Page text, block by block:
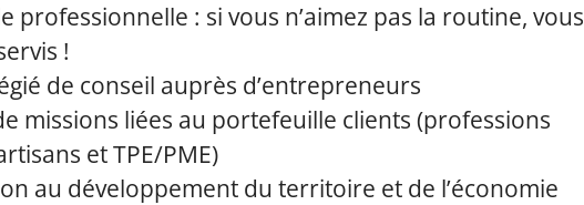
professionnelle : si vous n’aimez pas la routine, vous
!
de conseil auprès d’entrepreneurs
missions liées au portefeuille clients (professions
et TPE/PME)
au développement du territoire et de l’économie